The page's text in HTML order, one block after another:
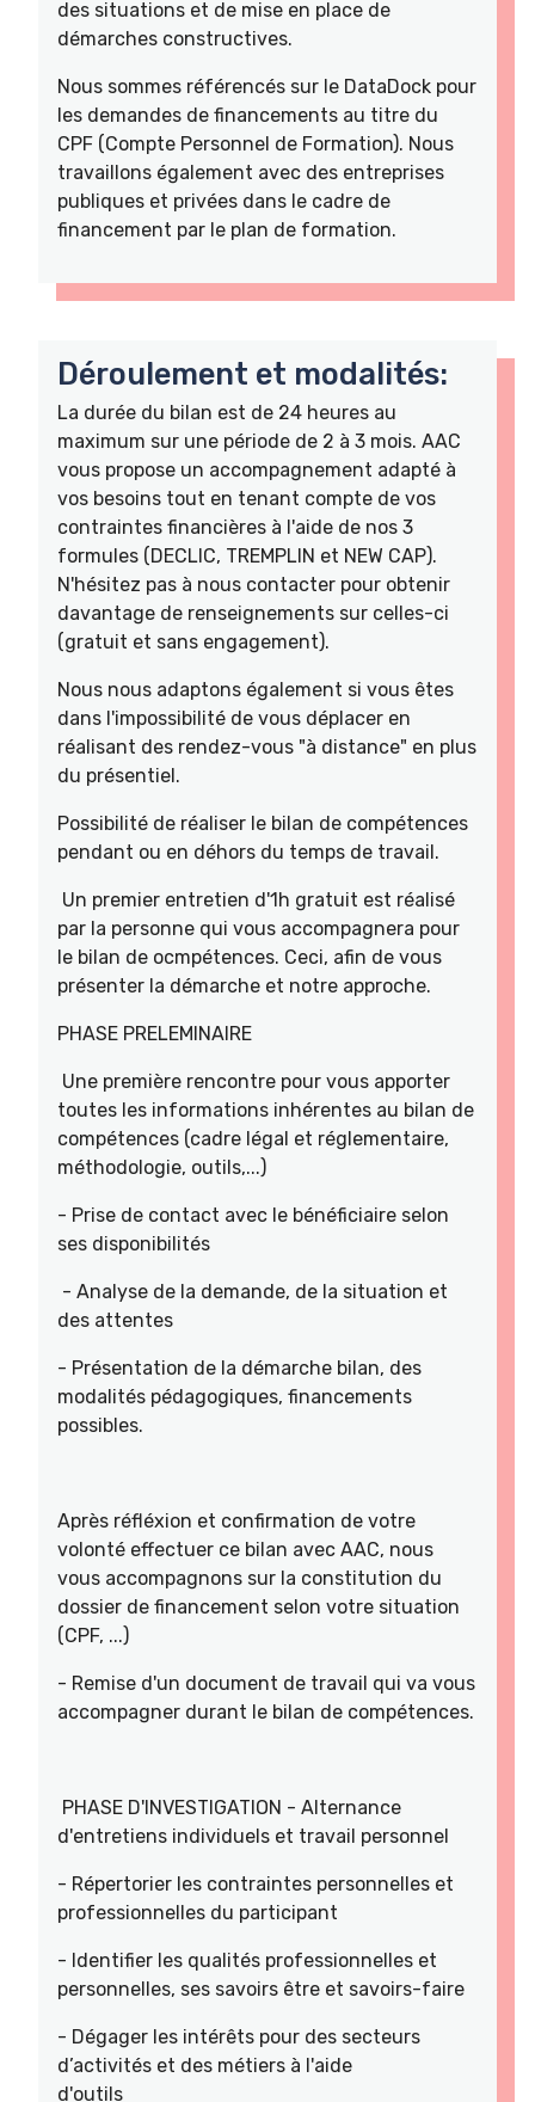
des situations et de mise en place de
démarches constructives.
Nous sommes référencés sur le DataDock pour
les demandes de financements au titre du
CPF (Compte Personnel de Formation). Nous
travaillons également avec des entreprises
publiques et privées dans le cadre de
financement par le plan de formation.
Déroulement et modalités:
La durée du bilan est de 24 heures au
maximum sur une période de 2 à 3 mois. AAC
vous propose un accompagnement adapté à
vos besoins tout en tenant compte de vos
contraintes financières à l'aide de nos 3
formules (DECLIC, TREMPLIN et NEW CAP).
N'hésitez pas à nous contacter pour obtenir
davantage de renseignements sur celles-ci
(gratuit et sans engagement).
Nous nous adaptons également si vous êtes
dans l'impossibilité de vous déplacer en
réalisant des rendez-vous "à distance" en plus
du présentiel.
Possibilité de réaliser le bilan de compétences
pendant ou en déhors du temps de travail.
Un premier entretien d'1h gratuit est réalisé
par la personne qui vous accompagnera pour
le bilan de ocmpétences. Ceci, afin de vous
présenter la démarche et notre approche.
PHASE PRELEMINAIRE
Une première rencontre pour vous apporter
toutes les informations inhérentes au bilan de
compétences (cadre légal et réglementaire,
méthodologie, outils,...)
- Prise de contact avec le bénéficiaire selon
ses disponibilités
- Analyse de la demande, de la situation et
des attentes
- Présentation de la démarche bilan, des
modalités pédagogiques, financements
possibles.
Après réfléxion et confirmation de votre
volonté effectuer ce bilan avec AAC, nous
vous accompagnons sur la constitution du
dossier de financement selon votre situation
(CPF, ...)
- Remise d'un document de travail qui va vous
accompagner durant le bilan de compétences.
PHASE D'INVESTIGATION - Alternance
d'entretiens individuels et travail personnel
- Répertorier les contraintes personnelles et
professionnelles du participant
- Identifier les qualités professionnelles et
personnelles, ses savoirs être et savoirs-faire
- Dégager les intérêts pour des secteurs
d’activités et des métiers à l'aide
d'outils